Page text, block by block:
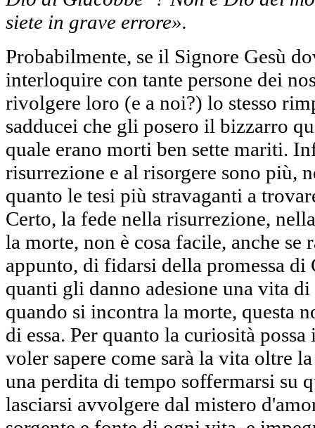
siete in grave errore».
Probabilmente, se il Signore Gesù
interloquire con tante persone dei
rivolgere loro (e a noi?) lo stesso
sadducei che gli posero il bizzarro
quale erano morti ben sette mariti.
risurrezione e al risorgere sono più,
quanto le tesi più stravaganti a
Certo, la fede nella risurrezione,
la morte, non è cosa facile, anche se
appunto, di fidarsi della promessa di
quanti gli danno adesione una vita di
quando si incontra la morte, questa
di essa. Per quanto la curiosità
voler sapere come sarà la vita oltre
una perdita di tempo soffermarsi su
lasciarsi avvolgere dal mistero